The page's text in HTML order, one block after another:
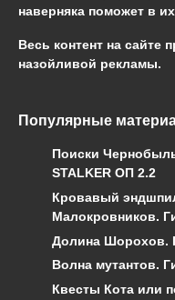
наверняка поможет в
Весь контент на сайте
назойливой рекламы.
Популярные
Поиски
STALKER ОП 2.2
Кровавый
Малокровников.
Долина Шорохов.
Волна мутантов.
Квесты Кота или